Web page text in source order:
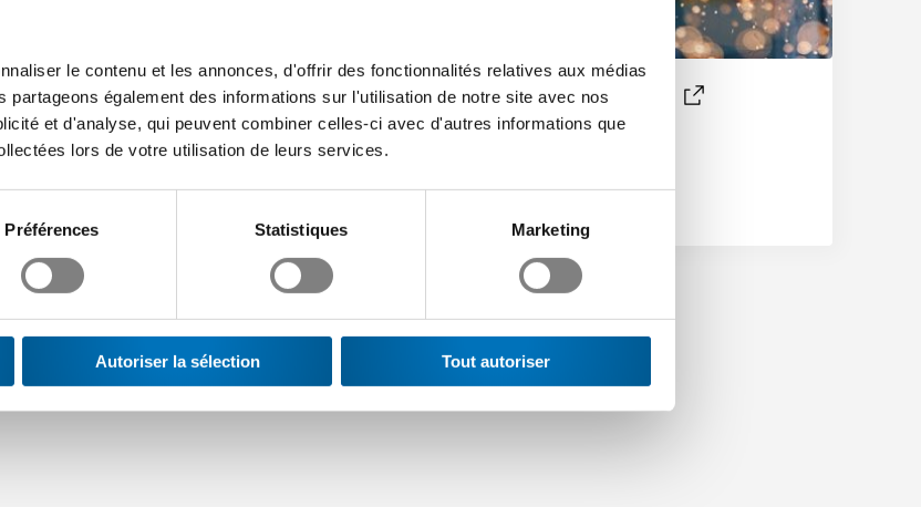
le contenu et les annonces, d'offrir des fonctionnalités relatives aux médias
également des informations sur l'utilisation de notre site avec nos
et d'analyse, qui peuvent combiner celles-ci avec d'autres informations que
lors de votre utilisation de leurs services.
Préférences Statistiques Marketing
Autoriser la sélection Tout autoriser
à la formation
Swissmem Formation
professionnelle
l’industrie tech
Tecindustry